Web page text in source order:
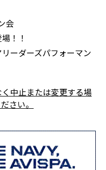
会
！！
ーダーズパフォーマン
中止または変更する場
さい。